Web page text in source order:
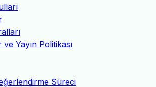
ve Yayın Politikası
Süreci